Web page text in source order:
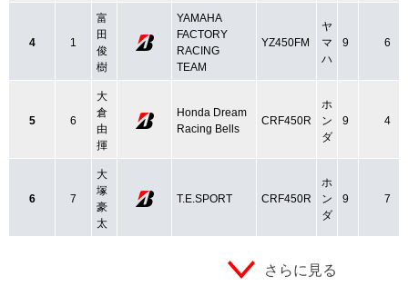
4 1
富
田
俊
樹
YAMAHA
FACTORY
RACING
TEAM
YZ450FM
ヤ
マ
ハ
9 6
5 6
大
倉
由
揮
Honda Dream
Racing Bells
CRF450R
ホ
ン
ダ
9 4
6 7
大
塚
豪
太
T.E.SPORT CRF450R
ホ
ン
ダ
9 7
さらに見る